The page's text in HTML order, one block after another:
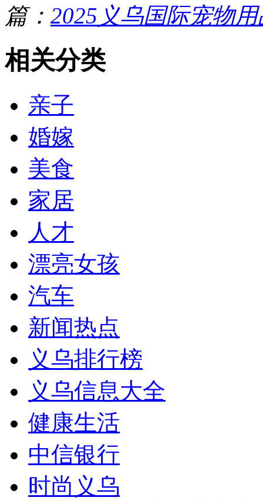
篇： 2025义乌国际宠物
相关分类
亲子
婚嫁
美食
家居
人才
漂亮女孩
汽车
新闻热点
义乌排行榜
义乌信息大全
健康生活
中信银行
时尚义乌